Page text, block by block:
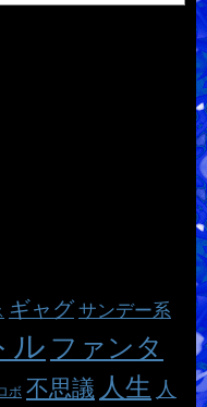
ギャグ サンデー系
ル ファンタ
ボ 不思議 人生 人